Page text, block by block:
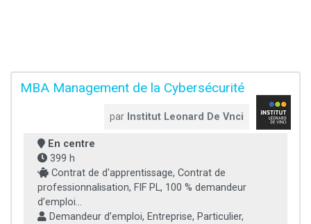
MBA Management de la Cybersécurité
par Institut Leonard De Vnci
En centre
399 h
Contrat de d'apprentissage, Contrat de
professionnalisation, FIF PL, 100 % demandeur
d’emploi...
Demandeur d’emploi, Entreprise, Particulier,